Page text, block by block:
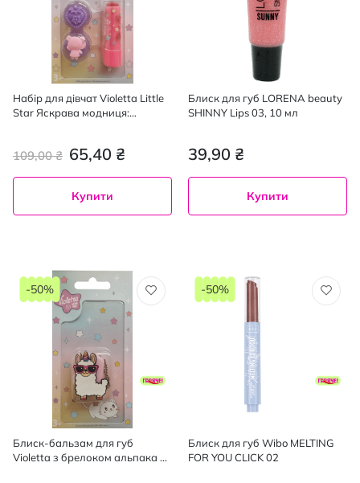
Набір для дівчат Violetta Little
Star Яскрава модниця:
65,40 ₴
109,00 ₴
Купити
Блиск для губ LORENA beauty
SHINNY Lips 03, 10 мл
39,90 ₴
Купити
Блиск-бальзам для губ
Violetta з брелоком альпака 2
-50%
Блиск для губ Wibo MELTING
FOR YOU CLICK 02
-50%